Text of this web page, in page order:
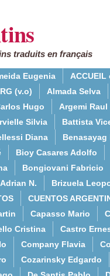
traduits en français
Eugenia
ACCUEIL
(v.o)
Almada Selva
Hugo
Argemi Raul
Silvia
Battista
Diana
Benasayag
Bioy Casares Adolfo
Bongiovani Fabricio
N.
Brizuela
CUENTOS
Capasso Mario
Cristina
Castro
Company Flavia
Cozarinsky Edgardo